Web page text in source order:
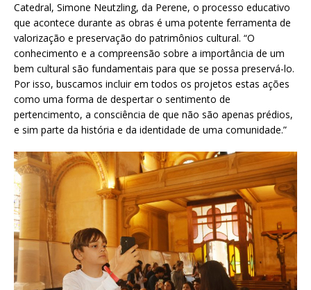
Catedral, Simone Neutzling, da Perene, o processo educativo
que acontece durante as obras é uma potente ferramenta de
valorização e preservação do patrimônios cultural. “O
conhecimento e a compreensão sobre a importância de um
bem cultural são fundamentais para que se possa preservá-lo.
Por isso, buscamos incluir em todos os projetos estas ações
como uma forma de despertar o sentimento de
pertencimento, a consciência de que não são apenas prédios,
e sim parte da história e da identidade de uma comunidade.”